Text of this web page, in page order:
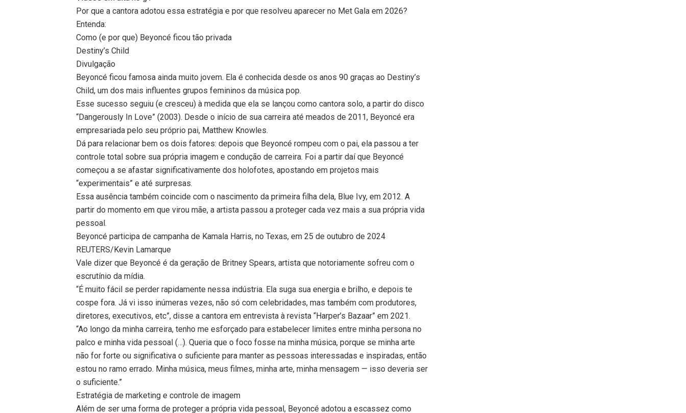
Por que a cantora adotou essa estratégia e por que resolveu aparecer no Met Gala em 2026?
Entenda:
Como (e por que) Beyoncé ficou tão privada
Destiny’s Child
Divulgação
Beyoncé ficou famosa ainda muito jovem. Ela é conhecida desde os anos 90 graças ao Destiny’s
Child, um dos mais influentes grupos femininos da música pop.
Esse sucesso seguiu (e cresceu) à medida que ela se lançou como cantora solo, a partir do disco
“Dangerously In Love” (2003). Desde o início de sua carreira até meados de 2011, Beyoncé era
empresariada pelo seu próprio pai, Matthew Knowles.
Dá para relacionar bem os dois fatores: depois que Beyoncé rompeu com o pai, ela passou a ter
controle total sobre sua própria imagem e condução de carreira. Foi a partir daí que Beyoncé
começou a se afastar significativamente dos holofotes, apostando em projetos mais
“experimentais” e até surpresas.
Essa ausência também coincide com o nascimento da primeira filha dela, Blue Ivy, em 2012. A
partir do momento em que virou mãe, a artista passou a proteger cada vez mais a sua própria vida
pessoal.
Beyoncé participa de campanha de Kamala Harris, no Texas, em 25 de outubro de 2024
REUTERS/Kevin Lamarque
Vale dizer que Beyoncé é da geração de Britney Spears, artista que notoriamente sofreu com o
escrutínio da mídia.
“É muito fácil se perder rapidamente nessa indústria. Ela suga sua energia e brilho, e depois te
cospe fora. Já vi isso inúmeras vezes, não só com celebridades, mas também com produtores,
diretores, executivos, etc”, disse a cantora em entrevista à revista “Harper’s Bazaar” em 2021.
“Ao longo da minha carreira, tenho me esforçado para estabelecer limites entre minha persona no
palco e minha vida pessoal (…). Queria que o foco fosse na minha música, porque se minha arte
não for forte ou significativa o suficiente para manter as pessoas interessadas e inspiradas, então
estou no ramo errado. Minha música, meus filmes, minha arte, minha mensagem — isso deveria ser
o suficiente.”
Estratégia de marketing e controle de imagem
Além de ser uma forma de proteger a própria vida pessoal, Beyoncé adotou a escassez como